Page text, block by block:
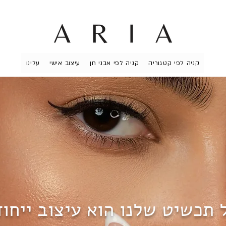
קניה לפי קטגוריה קניה לפי אבני חן עיצוב אישי עלינו
תכשיט שלנו הוא עיצוב